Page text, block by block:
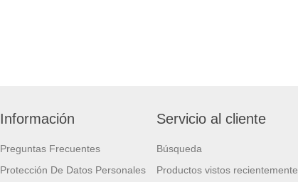
Información
Preguntas Frecuentes
Protección De Datos Personales
Servicio al cliente
Búsqueda
Productos vistos recientemente